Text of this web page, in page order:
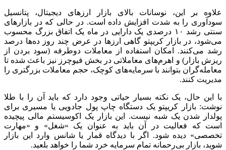
علاوه بر این، نوسانات بالای بازار ارزهای دیجیتال، پتانسیل
سودآوری را به شدت افزایش داده است. در حالی که در بازارهای
سنتی رشد ۱۰ درصدی یک دارایی در ماه یک اتفاق بزرگ محسوب
می‌شود، در بازار کریپتو گاهی ارزها در عرض چند روز ده‌ها درصد
رشد می‌کنند. امکان استفاده از معاملات دوطرفه (سود بردن از
ریزش بازار) و اهرم‌های معاملاتی در بخش فیوچرز نیز باعث شده تا
معامله‌گران بتوانند با سرمایه‌های کوچک، حجم معاملات بزرگتری را
مدیریت کنند.
با این حال، یک نکته بسیار حیاتی وجود دارد که باید آن را با طلا
نوشت: بازار کریپتو یک دستگاه چاپ پول جادویی یا مسیری برای
پولدار شدن یک شبه نیست. این بازار یک اکوسیستم مالی پیچیده
است که فعالیت در آن باید به عنوان یک «شغل» و «مهارت
تخصصی» دیده شود. اگر با دیدگاه قمار یا شانس وارد این بازار
شوید، بازار بی‌رحمانه تمام سرمایه خرد شما را خواهد بلعید.